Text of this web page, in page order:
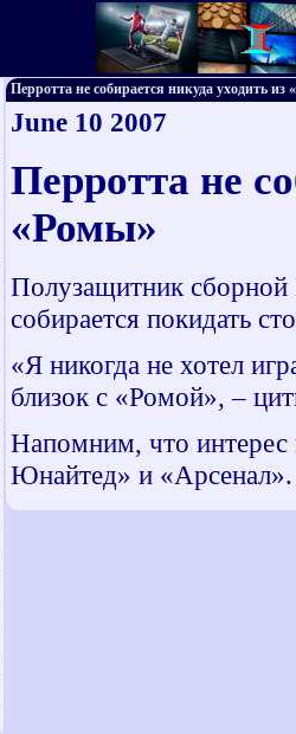
Перротта не собирается никуда уходить из
June 10 2007
Перротта не
«Ромы»
Полузащитник
собирается покидать
«Я никогда не хотел
близок с «Ромой», –
Напомним, что интерес
Юнайтед» и «Арсенал».